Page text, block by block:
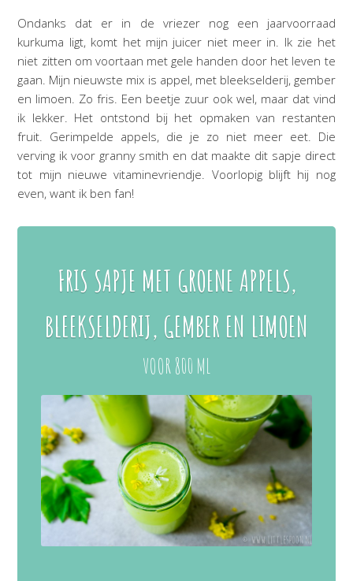
Ondanks dat er in de vriezer nog een jaarvoorraad
kurkuma ligt, komt het mijn juicer niet meer in. Ik zie het
niet zitten om voortaan met gele handen door het leven te
gaan. Mijn nieuwste mix is appel, met bleekselderij, gember
en limoen. Zo fris. Een beetje zuur ook wel, maar dat vind
ik lekker. Het ontstond bij het opmaken van restanten
fruit. Gerimpelde appels, die je zo niet meer eet. Die
verving ik voor granny smith en dat maakte dit sapje direct
tot mijn nieuwe vitaminevriendje. Voorlopig blijft hij nog
even, want ik ben fan!
FRIS SAPJE MET GROENE APPELS,
BLEEKSELDERIJ, GEMBER EN LIMOEN
VOOR 800 ML